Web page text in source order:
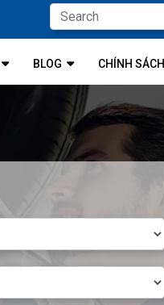
BLOG CHÍNH SÁCH